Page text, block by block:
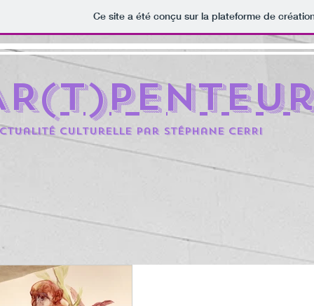
Ce site a été conçu sur la plateforme de
culturelle par Stéphane CERRi